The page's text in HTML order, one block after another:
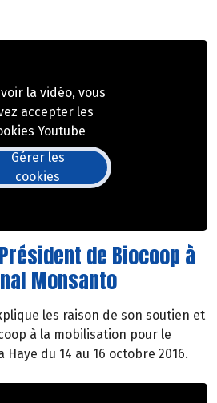
la vidéo, vous
accepter les
Youtube
Gérer les
cookies
de Biocoop à
Monsanto
les raison de son soutien et
à la mobilisation pour le
du 14 au 16 octobre 2016.